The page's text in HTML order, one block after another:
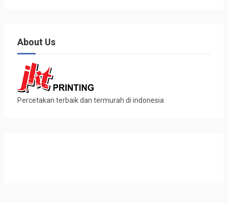
About Us
Percetakan terbaik dan termurah di indonesia